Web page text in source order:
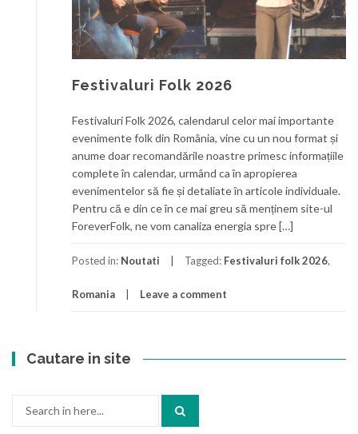
Festivaluri Folk 2026
Festivaluri Folk 2026, calendarul celor mai importante
evenimente folk din România, vine cu un nou format și
anume doar recomandările noastre primesc informațiile
complete în calendar, urmând ca în apropierea
evenimentelor să fie și detaliate în articole individuale.
Pentru că e din ce în ce mai greu să menținem site-ul
ForeverFolk, ne vom canaliza energia spre […]
Posted in: Noutati Tagged: Festivaluri folk 2026,
Romania Leave a comment
Cautare in site